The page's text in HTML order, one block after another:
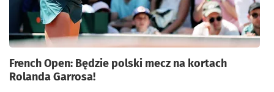
French Open: Będzie polski mecz na kortach
Rolanda Garrosa!